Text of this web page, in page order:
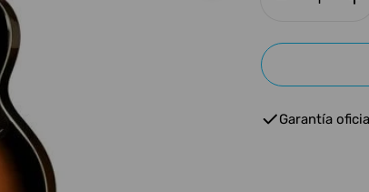
Disminuir
Garantía